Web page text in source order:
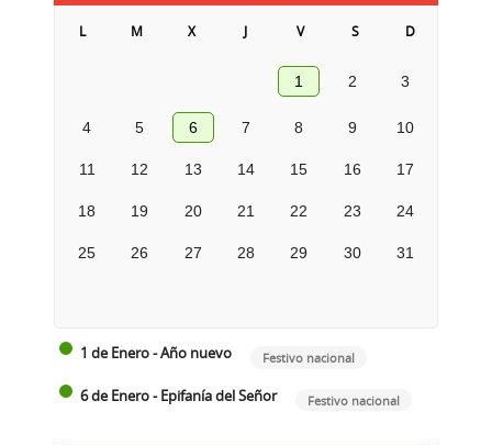
L M X J V S D
1 2 3
4 5 6 7 8 9 10
11 12 13 14 15 16 17
18 19 20 21 22 23 24
25 26 27 28 29 30 31
1 de Enero - Año nuevo Festivo nacional
6 de Enero - Epifanía del Señor Festivo nacional